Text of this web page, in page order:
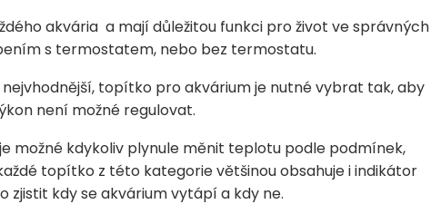
akvária a mají důležitou funkci pro život ve správných
s termostatem, nebo bez termostatu.
topítko pro akvárium je nutné vybrat tak, aby
není možné regulovat.
možné kdykoliv plynule měnit teplotu podle podmínek,
topítko z této kategorie většinou obsahuje i indikátor
zjistit kdy se akvárium vytápí a kdy ne.